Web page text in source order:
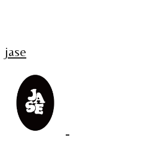
jase